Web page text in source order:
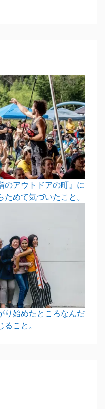
のアウトドアの町』に
めて気づいたこと。
り始めたところなんだ
こと。